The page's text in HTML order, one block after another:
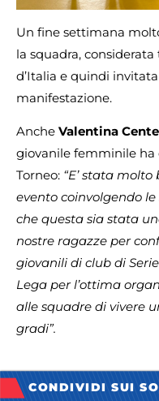
Un fine settimana
la squadra,
d’Italia e quindi
manifestazione.
Anche Valentina
giovanile femminile
Torneo: “E’ stata
evento coinvolgendo
che questa sia stata
nostre ragazze per
giovanili di club di
Lega per l’ottima
alle squadre di vivere
gradi”.
CONDIVIDI SUI